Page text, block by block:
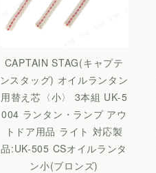
CAPTAIN STAG(キャプテ
ンスタッグ) オイルランタン
用替え芯〈小〉 3本組 UK-5
004 ランタン・ランプ アウ
トドア用品 ライト 対応製
品:UK-505 CSオイルランタ
ン小(ブロンズ)